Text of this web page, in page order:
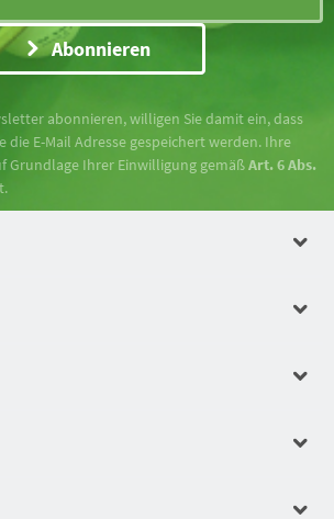
Abonnieren
abonnieren, willigen Sie damit ein, dass
die E-Mail Adresse gespeichert werden. Ihre
Grundlage Ihrer Einwilligung gemäßArt. 6 Abs.